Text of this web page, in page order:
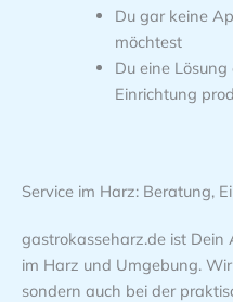
Du gar keine
möchtest
Du eine
Einrichtung
Service im Harz: Beratung,
gastrokasseharz.de ist
im Harz und Umgebung.
sondern auch bei der